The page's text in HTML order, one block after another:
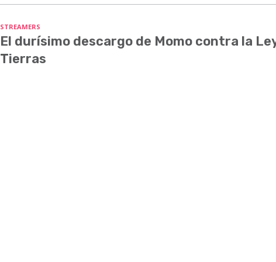
STREAMERS
El durísimo descargo de Momo contra la
Tierras